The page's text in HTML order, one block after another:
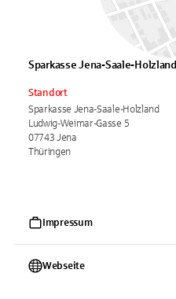
Sparkasse Jena-Saale-Holzland
Standort
Sparkasse Jena-Saale-Holzland
Ludwig-Weimar-Gasse 5
07743 Jena
Thüringen
Impressum
Webseite